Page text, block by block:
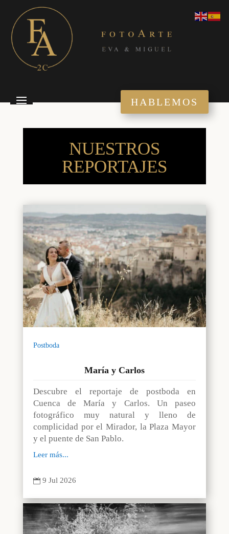
HABLEMOS
NUESTROS
REPORTAJES
Postboda
María y Carlos
Descubre el reportaje de postboda en
Cuenca de María y Carlos. Un paseo
fotográfico muy natural y lleno de
complicidad por el Mirador, la Plaza Mayor
y el puente de San Pablo.
Leer más...
 9 Jul 2026